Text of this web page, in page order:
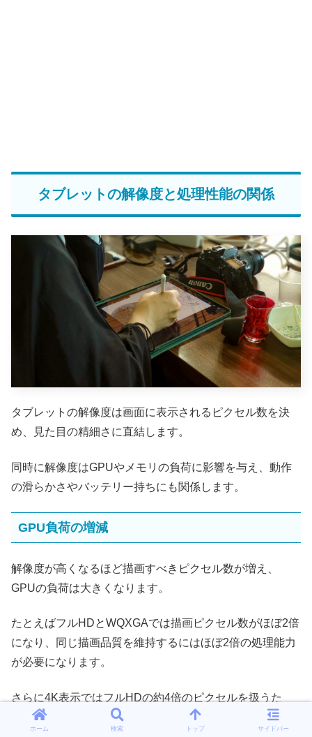
タブレットの解像度と処理性能の関係
タブレットの解像度は画面に表示されるピクセル数を決
め、見た目の精細さに直結します。
同時に解像度はGPUやメモリの負荷に影響を与え、動作
の滑らかさやバッテリー持ちにも関係します。
GPU負荷の増減
解像度が高くなるほど描画すべきピクセル数が増え、
GPUの負荷は大きくなります。
たとえばフルHDとWQXGAでは描画ピクセル数がほぼ2倍
になり、同じ描画品質を維持するにはほぼ2倍の処理能力
が必要になります。
さらに4K表示ではフルHDの約4倍のピクセルを扱うた
め、対応するGPU性能や電力供給が重要になります。
ホーム 検索 トップ サイドバー